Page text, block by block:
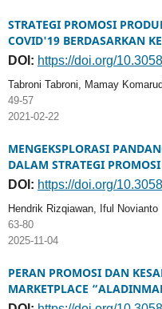
STRATEGI PROMOSI
COVID'19 BERDASARKAN
DOI: https://doi.org/
Tabroni Tabroni, Mamay
49-57
2021-02-22
MENGEKSPLORASI
DALAM STRATEGI
DOI: https://doi.org/
Hendrik Rizqiawan, Iful Novianto
63-80
2025-11-04
PERAN PROMOSI DAN
MARKETPLACE